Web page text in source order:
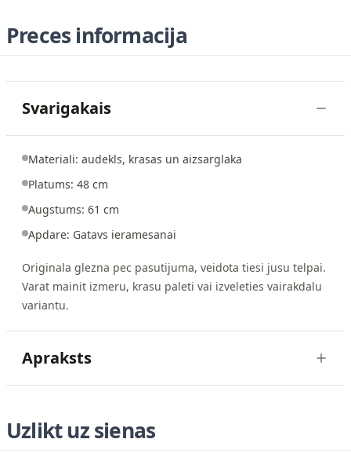
Preces informacija
Svarigakais
Materiali: audekls, krasas un aizsarglaka
Platums: 48 cm
Augstums: 61 cm
Apdare: Gatavs ieramesanai
Originala glezna pec pasutijuma, veidota tiesi jusu telpai.
Varat mainit izmeru, krasu paleti vai izveleties vairakdalu
variantu.
Apraksts
Uzlikt uz sienas